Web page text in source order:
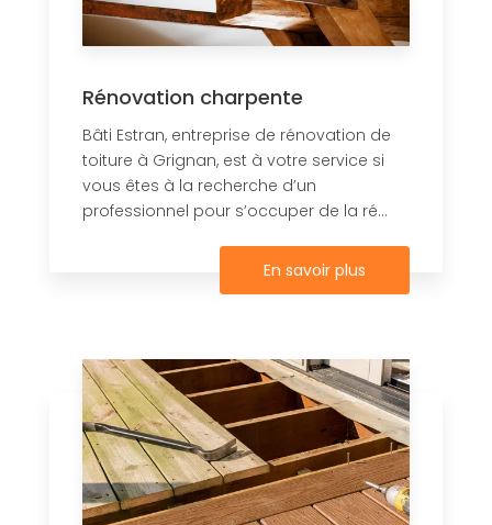
Rénovation charpente
Bâti Estran, entreprise de rénovation de
toiture à Grignan, est à votre service si
vous êtes à la recherche d’un
professionnel pour s’occuper de la ré...
En savoir plus